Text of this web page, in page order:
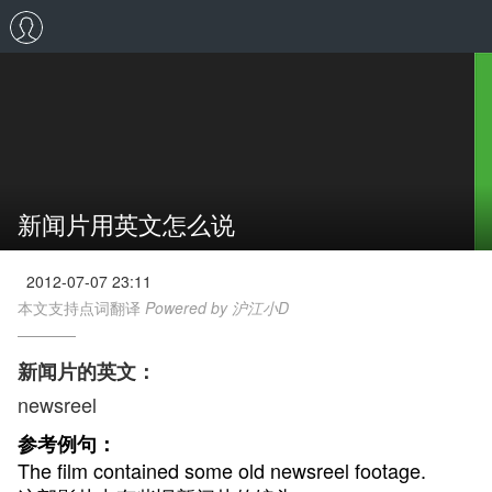
新闻片用英文怎么说
2012-07-07 23:11
本文支持点词翻译 Powered by 沪江小D
新闻片的英文：
newsreel
参考例句：
The film contained some old newsreel footage.